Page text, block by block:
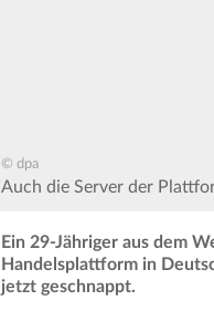
© dpa
Auch die Server der
Ein 29-Jähriger aus dem
Handelsplattform in
jetzt geschnappt.